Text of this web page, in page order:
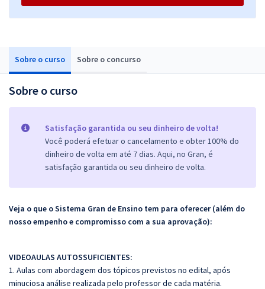
Sobre o curso Sobre o concurso
Sobre o curso
Satisfação garantida ou seu dinheiro de volta!
Você poderá efetuar o cancelamento e obter 100% do
dinheiro de volta em até 7 dias. Aqui, no Gran, é
satisfação garantida ou seu dinheiro de volta.
Veja o que o Sistema Gran de Ensino tem para oferecer (além do
nosso empenho e compromisso com a sua aprovação):
VIDEOAULAS AUTOSSUFICIENTES:
1. Aulas com abordagem dos tópicos previstos no edital, após
minuciosa análise realizada pelo professor de cada matéria.